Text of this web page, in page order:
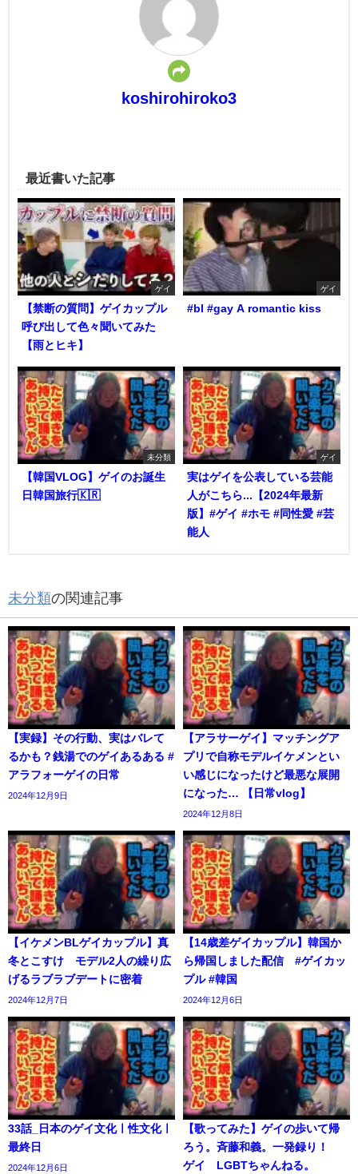
koshirohiroko3
最近書いた記事
ゲイ
【禁断の質問】ゲイカップル
呼び出して色々聞いてみた
【雨とヒキ】
ゲイ
#bl #gay A romantic kiss
未分類
【韓国VLOG】ゲイのお誕生
日韓国旅行🇰🇷
ゲイ
実はゲイを公表している芸能
人がこちら...【2024年最新
版】#ゲイ #ホモ #同性愛 #芸
能人
未分類の関連記事
【実録】その行動、実はバレて
るかも？銭湯でのゲイあるある #
アラフォーゲイの日常
2024年12月9日
【アラサーゲイ】マッチングア
プリで自称モデルイケメンとい
い感じになったけど最悪な展開
になった… 【日常vlog】
2024年12月8日
【イケメンBLゲイカップル】真
冬とこすけ モデル2人の繰り広
げるラブラブデートに密着
2024年12月7日
【14歳差ゲイカップル】韓国か
ら帰国しました配信 #ゲイカッ
プル #韓国
2024年12月6日
33話_日本のゲイ文化ㅣ性文化ㅣ
最終日
2024年12月6日
【歌ってみた】ゲイの歩いて帰
ろう。斉藤和義。一発録り！
ゲイ LGBTちゃんねる。